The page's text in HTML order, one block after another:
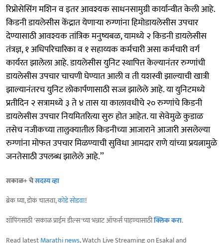
रिप्रोसेसिंग मशिन व इतर आवश्यक साधनसामुग्री कार्यान्वीत केली आहे.
किडनी डायलेसीस केंद्रात येणाऱ्या रुग्णांना हिमोडायलेसीस उपचार
देण्यासाठी आवश्यक तांत्रिक मनुष्यबळ, यामध्ये २ किडनी डायलेसीस
तंत्रज्ञ, १ अधिपरिचारिका व १ सहाय्यक कर्मचारी असा कर्मचारी वर्ग
कार्यरत झालेला आहे. डायलेसीस युनिट स्थापित्त केल्यानंतर रुग्णांची
डायलेसीस उपचार चाचणी घेण्यात आली व ती यशस्वी झाल्याची खात्री
झाल्यानंतरच युनिट लोकार्पणासाठी सज्ज झालेले आहे. या युनिटमध्ये
प्रतीदिन २ सत्रामध्ये ३ ते ४ तास या कालावधीचे २० रुग्णांचे किडनी
डायलेसीस उपचार नियमितरित्या सुरु होत आहेत. या सेवेमुळे कुडाळ
तसेच नजीकच्या तालुक्यातील किडनीच्या आजाराने आजारी असलेल्या
रुग्णांना मोफत उपचार मिळण्याची सुविधा आमदार राणे यांच्या प्रयत्नामुळे
जनतेसाठी उपलब्ध झालेले आहे.’’
सकाळ+ चेसदस्य व्हा
ब्रेक घ्या, डोकं चालवा,कोडे सोडवा!
शॉपिंगसाठी 'सकाळ प्राईम डील्स'च्या भन्नाट ऑफर्स पाहण्यासाठीक्लिक करा.
Read latestMarathi news, Watch Live Streaming on Esakal and